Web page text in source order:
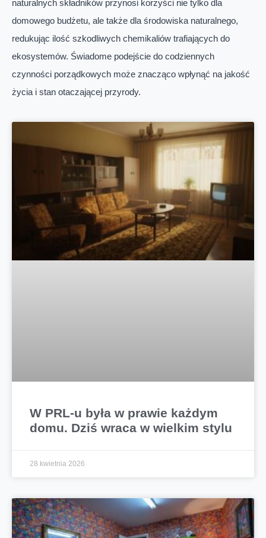
W PRL-u była w prawie każdym
domu. Dziś wraca w wielkim stylu
28 kwietnia 2026
naturalnych składników przynosi korzyści nie tylko dla
domowego budżetu, ale także dla środowiska naturalnego,
redukując ilość szkodliwych chemikaliów trafiających do
ekosystemów. Świadome podejście do codziennych
czynności porządkowych może znacząco wpłynąć na jakość
życia i stan otaczającej przyrody.